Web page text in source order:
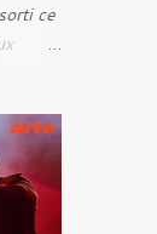
ce
The
The